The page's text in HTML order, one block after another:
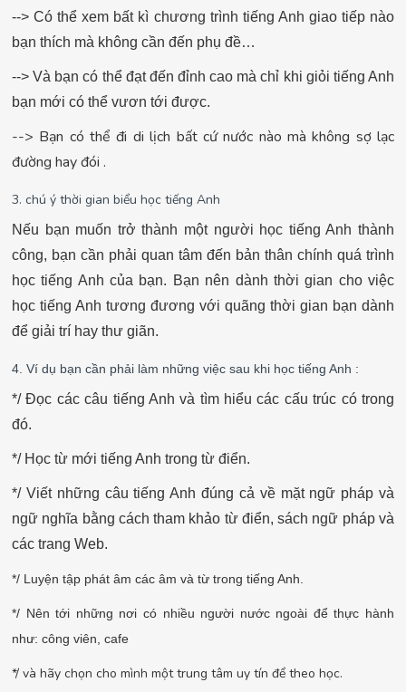
--> Có thể xem bất kì chương trình tiếng Anh giao tiếp nào
bạn thích mà không cần đến phụ đề…
--> Và bạn có thể đạt đến đỉnh cao mà chỉ khi giỏi tiếng Anh
bạn mới có thể vươn tới được.
--> Bạn có thể đi di lịch bất cứ nước nào mà không sợ lạc
đường hay đói .
3. chú ý thời gian biểu học tiếng Anh
Nếu bạn muốn trở thành một người học tiếng Anh thành
công, bạn cần phải quan tâm đến bản thân chính quá trình
học tiếng Anh của bạn. Bạn nên dành thời gian cho việc
học tiếng Anh tương đương với quãng thời gian bạn dành
để giải trí hay thư giãn.
4. Ví dụ bạn cần phải làm những việc sau khi học tiếng Anh :
*/ Đọc các câu tiếng Anh và tìm hiểu các cấu trúc có trong
đó.
*/ Học từ mới tiếng Anh trong từ điển.
*/ Viết những câu tiếng Anh đúng cả về mặt ngữ pháp và
ngữ nghĩa bằng cách tham khảo từ điển, sách ngữ pháp và
các trang Web.
*/ Luyện tập phát âm các âm và từ trong tiếng Anh.
*/ Nên tới những nơi có nhiều người nước ngoài để thực hành
như: công viên, cafe
*/ và hãy chọn cho mình một trung tâm uy tín để theo học.